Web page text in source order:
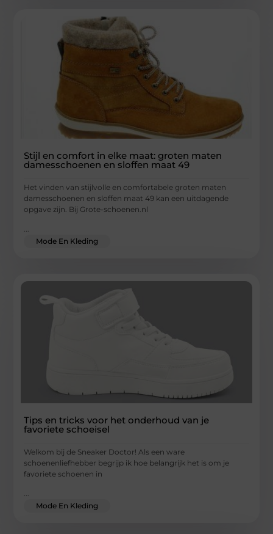
Stijl en comfort in elke maat: groten maten
damesschoenen en sloffen maat 49
Het vinden van stijlvolle en comfortabele groten maten
damesschoenen en sloffen maat 49 kan een uitdagende
opgave zijn. Bij Grote-schoenen.nl
Mode En Kleding
Tips en tricks voor het onderhoud van je
favoriete schoeisel
Welkom bij de Sneaker Doctor! Als een ware
schoenenliefhebber begrijp ik hoe belangrijk het is om je
favoriete schoenen in
...
Mode En Kleding